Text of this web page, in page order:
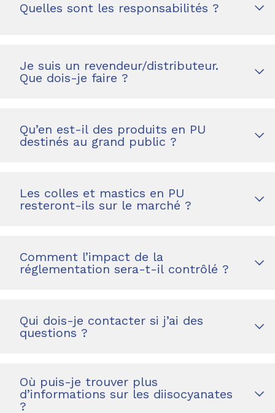
Quelles sont les responsabilités ?
Je suis un revendeur/distributeur.
Que dois-je faire ?
Qu’en est-il des produits en PU
destinés au grand public ?
Les colles et mastics en PU
resteront-ils sur le marché ?
Comment l’impact de la
réglementation sera-t-il contrôlé ?
Qui dois-je contacter si j’ai des
questions ?
Où puis-je trouver plus
d’informations sur les diisocyanates
?